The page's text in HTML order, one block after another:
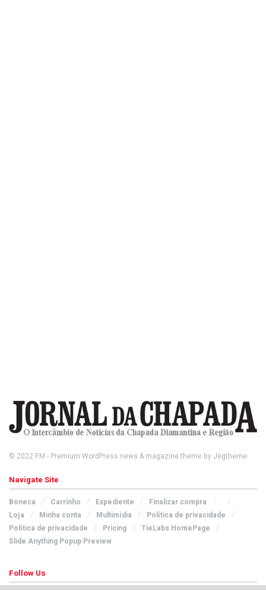
© 2022 FM - Premium WordPress news & magazine theme by Jegtheme.
Navigate Site
Boneca Carrinho Expediente
Finalizar compra
Loja
Minha conta Multimídia
Política de privacidade
Política de privacidade
Pricing
TieLabs HomePage
Slide Anything Popup Preview
Follow Us